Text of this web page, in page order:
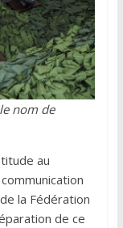
nom de
au
la Fédération
de ce